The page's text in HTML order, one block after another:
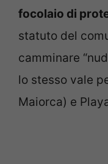
focolaio di
statuto del
camminare
lo stesso vale
Maiorca) e